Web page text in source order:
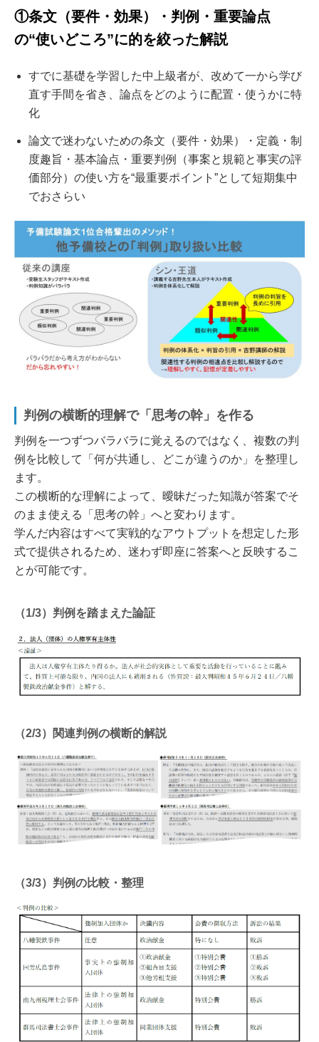
①条文（要件・効果）・判例・重要論点
の“使いどころ”に的を絞った解説
すでに基礎を学習した中上級者が、改めて一から学び
直す手間を省き、論点をどのように配置・使うかに特
化
論文で迷わないための条文（要件・効果）・定義・制
度趣旨・基本論点・重要判例（事案と規範と事実の評
価部分）の使い方を“最重要ポイント”として短期集中
でおさらい
判例の横断的理解で「思考の幹」を作る
判例を一つずつバラバラに覚えるのではなく、複数の判
例を比較して「何が共通し、どこが違うのか」を整理し
ます。
この横断的な理解によって、曖昧だった知識が答案でそ
のまま使える「思考の幹」へと変わります。
学んだ内容はすべて実戦的なアウトプットを想定した形
式で提供されるため、迷わず即座に答案へと反映するこ
とが可能です。
（1/3）判例を踏まえた論証
（2/3）関連判例の横断的解説
（3/3）判例の比較・整理